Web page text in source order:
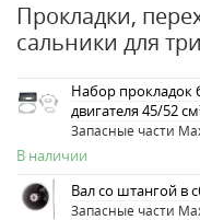
Прокладки,
сальники для
Набор прокладок
двигателя 45/52
Запасные части
В наличии
Вал со штангой в
Запасные части